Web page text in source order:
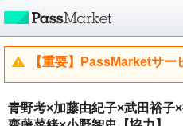
【重要】PassMarketサー
青野考×加藤由紀子×武田裕子